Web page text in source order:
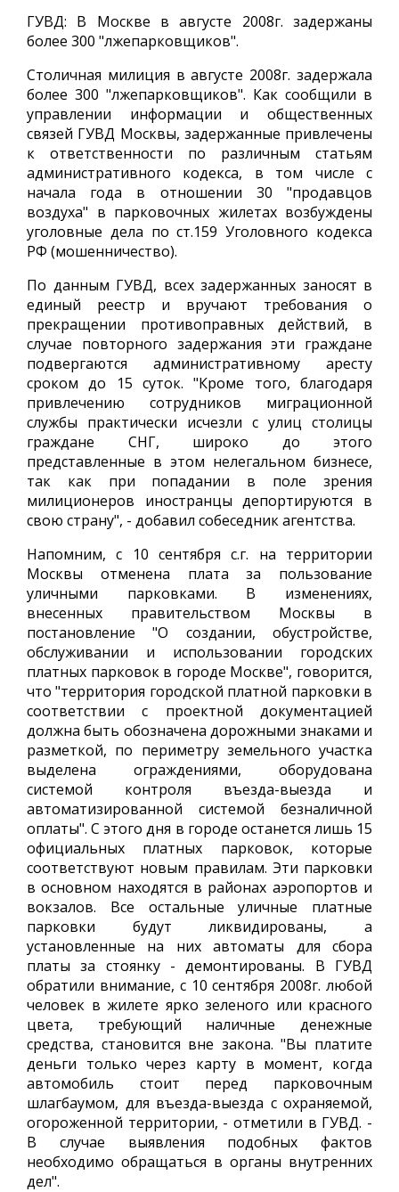
ГУВД: В Москве в августе 2008г. задержаны
более 300 "лжепарковщиков".
Столичная милиция в августе 2008г. задержала
более 300 "лжепарковщиков". Как сообщили в
управлении информации и общественных
связей ГУВД Москвы, задержанные привлечены
к ответственности по различным статьям
административного кодекса, в том числе с
начала года в отношении 30 "продавцов
воздуха" в парковочных жилетах возбуждены
уголовные дела по ст.159 Уголовного кодекса
РФ (мошенничество).
По данным ГУВД, всех задержанных заносят в
единый реестр и вручают требования о
прекращении противоправных действий, в
случае повторного задержания эти граждане
подвергаются административному аресту
сроком до 15 суток. "Кроме того, благодаря
привлечению сотрудников миграционной
службы практически исчезли с улиц столицы
граждане СНГ, широко до этого
представленные в этом нелегальном бизнесе,
так как при попадании в поле зрения
милиционеров иностранцы депортируются в
свою страну", - добавил собеседник агентства.
Напомним, с 10 сентября с.г. на территории
Москвы отменена плата за пользование
уличными парковками. В изменениях,
внесенных правительством Москвы в
постановление "О создании, обустройстве,
обслуживании и использовании городских
платных парковок в городе Москве", говорится,
что "территория городской платной парковки в
соответствии с проектной документацией
должна быть обозначена дорожными знаками и
разметкой, по периметру земельного участка
выделена ограждениями, оборудована
системой контроля въезда-выезда и
автоматизированной системой безналичной
оплаты". С этого дня в городе останется лишь 15
официальных платных парковок, которые
соответствуют новым правилам. Эти парковки
в основном находятся в районах аэропортов и
вокзалов. Все остальные уличные платные
парковки будут ликвидированы, а
установленные на них автоматы для сбора
платы за стоянку - демонтированы. В ГУВД
обратили внимание, с 10 сентября 2008г. любой
человек в жилете ярко зеленого или красного
цвета, требующий наличные денежные
средства, становится вне закона. "Вы платите
деньги только через карту в момент, когда
автомобиль стоит перед парковочным
шлагбаумом, для въезда-выезда с охраняемой,
огороженной территории, - отметили в ГУВД. -
В случае выявления подобных фактов
необходимо обращаться в органы внутренних
дел".